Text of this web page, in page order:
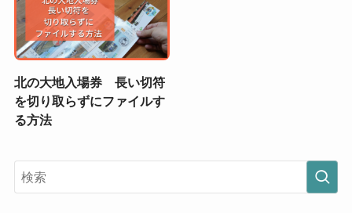
北の大地入場券 長い切符
を切り取らずにファイルす
る方法